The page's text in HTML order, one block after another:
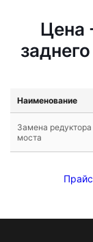
Цена
Наименование
Замена редуктора
моста